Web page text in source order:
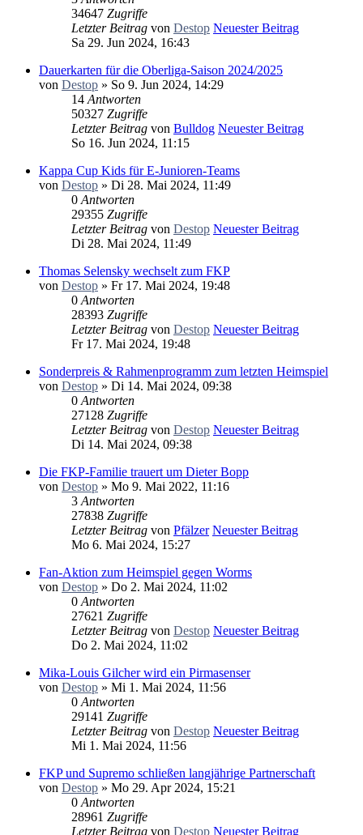
34647 Zugriffe
Letzter Beitrag von Destop Neuester Beitrag
Sa 29. Jun 2024, 16:43
Dauerkarten für die Oberliga-Saison 2024/2025
von Destop » So 9. Jun 2024, 14:29
14 Antworten
50327 Zugriffe
Letzter Beitrag von Bulldog Neuester Beitrag
So 16. Jun 2024, 11:15
Kappa Cup Kids für E-Junioren-Teams
von Destop » Di 28. Mai 2024, 11:49
0 Antworten
29355 Zugriffe
Letzter Beitrag von Destop Neuester Beitrag
Di 28. Mai 2024, 11:49
Thomas Selensky wechselt zum FKP
von Destop » Fr 17. Mai 2024, 19:48
0 Antworten
28393 Zugriffe
Letzter Beitrag von Destop Neuester Beitrag
Fr 17. Mai 2024, 19:48
Sonderpreis & Rahmenprogramm zum letzten Heimspiel
von Destop » Di 14. Mai 2024, 09:38
0 Antworten
27128 Zugriffe
Letzter Beitrag von Destop Neuester Beitrag
Di 14. Mai 2024, 09:38
Die FKP-Familie trauert um Dieter Bopp
von Destop » Mo 9. Mai 2022, 11:16
3 Antworten
27838 Zugriffe
Letzter Beitrag von Pfälzer Neuester Beitrag
Mo 6. Mai 2024, 15:27
Fan-Aktion zum Heimspiel gegen Worms
von Destop » Do 2. Mai 2024, 11:02
0 Antworten
27621 Zugriffe
Letzter Beitrag von Destop Neuester Beitrag
Do 2. Mai 2024, 11:02
Mika-Louis Gilcher wird ein Pirmasenser
von Destop » Mi 1. Mai 2024, 11:56
0 Antworten
29141 Zugriffe
Letzter Beitrag von Destop Neuester Beitrag
Mi 1. Mai 2024, 11:56
FKP und Supremo schließen langjährige Partnerschaft
von Destop » Mo 29. Apr 2024, 15:21
0 Antworten
28961 Zugriffe
Letzter Beitrag von Destop Neuester Beitrag